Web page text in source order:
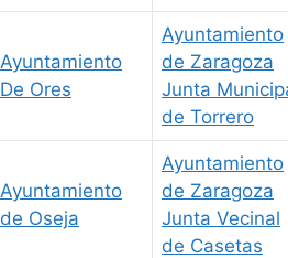
Ayuntamiento
De Ores
Ayuntamiento
de Zaragoza
Junta
de Torrero
Ayuntamiento
de Oseja
Ayuntamiento
de Zaragoza
Junta Vecinal
de Casetas